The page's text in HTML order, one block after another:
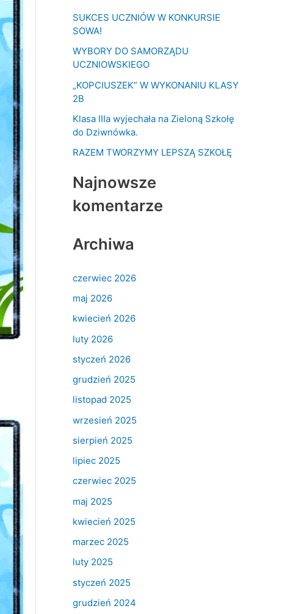
a
d
a
:
SUKCES UCZNIÓW W KONKURSIE
SOWA!
WYBORY DO SAMORZĄDU
UCZNIOWSKIEGO
„KOPCIUSZEK” W WYKONANIU KLASY
2B
Klasa IIIa wyjechała na Zieloną Szkołę
do Dziwnówka.
RAZEM TWORZYMY LEPSZĄ SZKOŁĘ
Najnowsze
komentarze
Archiwa
czerwiec 2026
maj 2026
kwiecień 2026
luty 2026
styczeń 2026
grudzień 2025
listopad 2025
wrzesień 2025
sierpień 2025
lipiec 2025
czerwiec 2025
maj 2025
kwiecień 2025
marzec 2025
luty 2025
styczeń 2025
grudzień 2024